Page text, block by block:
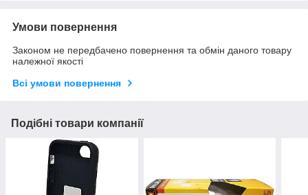
Умови повернення
Законом не передбачено повернення та обмін даного товару
належної якості
Всі умови повернення
Подібні товари компанії